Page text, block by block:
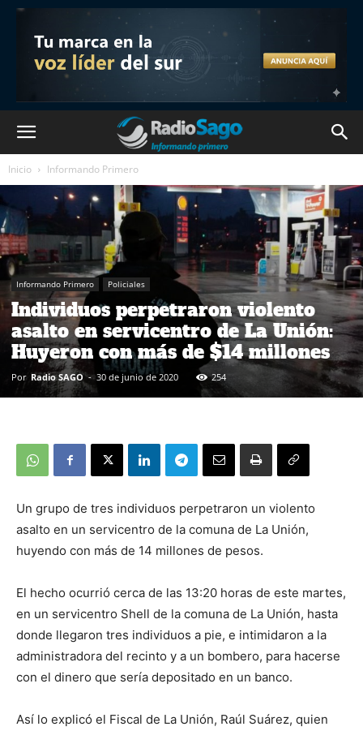
Inicio Informando Primero
Informando Primero Policiales
Individuos perpetraron violento
asalto en servicentro de La Unión:
Huyeron con más de $14 millones
Por Radio SAGO - 30 de junio de 2020 254
Un grupo de tres individuos perpetraron un violento
asalto en un servicentro de la comuna de La Unión,
huyendo con más de 14 millones de pesos.
El hecho ocurrió cerca de las 13:20 horas de este martes,
en un servicentro Shell de la comuna de La Unión, hasta
donde llegaron tres individuos a pie, e intimidaron a la
administradora del recinto y a un bombero, para hacerse
con el dinero que sería depositado en un banco.
Así lo explicó el Fiscal de La Unión, Raúl Suárez, quien